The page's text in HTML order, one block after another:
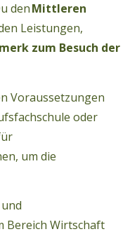
denMittleren
Leistungen,
zum Besuch der
Voraussetzungen
oder
um die
Bereich Wirtschaft